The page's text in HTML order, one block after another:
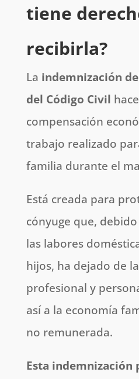
tiene
recibirla?
La indemnización
del Código Civil
compensación
trabajo realizado
familia durante el
Está creada para
cónyuge que,
las labores
hijos, ha dejado de
profesional y
así a la economía
no remunerada.
Esta indemnización